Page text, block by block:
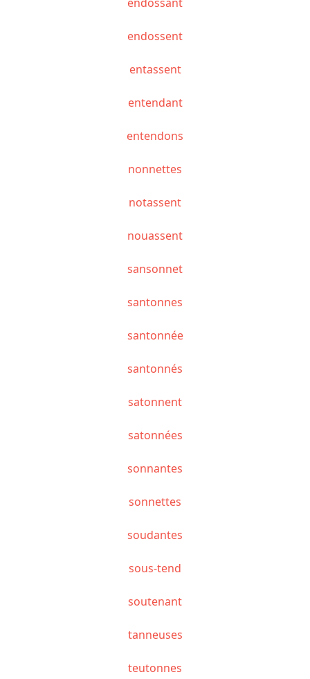
endossent
entassent
entendant
entendons
nonnettes
notassent
nouassent
sansonnet
santonnes
santonnée
santonnés
satonnent
satonnées
sonnantes
sonnettes
soudantes
sous-tend
soutenant
tanneuses
teutonnes